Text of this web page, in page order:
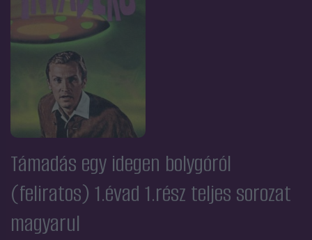
Támadás egy idegen bolygóról
(feliratos) 1.évad 1.rész teljes sorozat
magyarul